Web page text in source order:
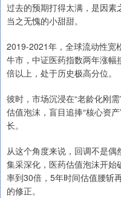
过去的预期打得太满，是因
当之无愧的小甜甜。
2019-2021年，全球流动性宽
牛市，中证医药指数两年涨
倍以上，处于历史极高分位。
彼时，市场沉浸在“老龄化刚
估值泡沫，盲目追捧“核心资
长。
从这个角度来说，回调不是
集采深化，医药估值泡沫开始
率到30倍，5年时间估值腰斩
的修正。